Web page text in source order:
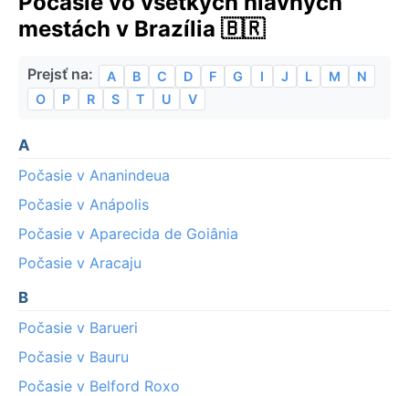
mestách v Brazília 🇧🇷
Prejsť na: A B C D F G I J L M
N
O
P R S T U V
A
Počasie v Ananindeua
Počasie v Anápolis
Počasie v Aparecida de Goiânia
Počasie v Aracaju
B
Počasie v Barueri
Počasie v Bauru
Počasie v Belford Roxo